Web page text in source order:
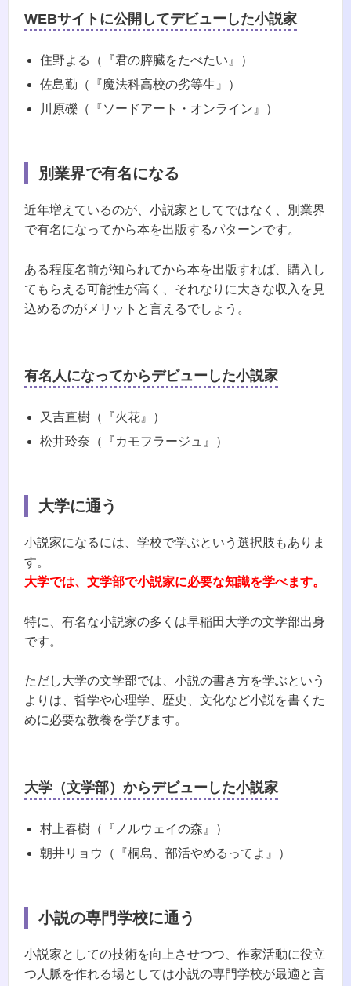
WEBサイトに公開してデビューした小説家
住野よる（『君の膵臓をたべたい』）
佐島勤（『魔法科高校の劣等生』）
川原礫（『ソードアート・オンライン』）
別業界で有名になる
近年増えているのが、小説家としてではなく、別業界
で有名になってから本を出版するパターンです。
ある程度名前が知られてから本を出版すれば、購入し
てもらえる可能性が高く、それなりに大きな収入を見
込めるのがメリットと言えるでしょう。
有名人になってからデビューした小説家
又吉直樹（『火花』）
松井玲奈（『カモフラージュ』）
大学に通う
小説家になるには、学校で学ぶという選択肢もありま
す。
大学では、文学部で小説家に必要な知識を学べます。
特に、有名な小説家の多くは早稲田大学の文学部出身
です。
ただし大学の文学部では、小説の書き方を学ぶという
よりは、哲学や心理学、歴史、文化など小説を書くた
めに必要な教養を学びます。
大学（文学部）からデビューした小説家
村上春樹（『ノルウェイの森』）
朝井リョウ（『桐島、部活やめるってよ』）
小説の専門学校に通う
小説家としての技術を向上させつつ、作家活動に役立
つ人脈を作れる場としては小説の専門学校が最適と言